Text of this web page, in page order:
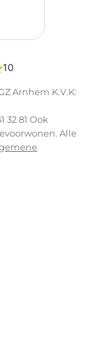
Arnhem K.V.K:
32 81 Ook
Alle